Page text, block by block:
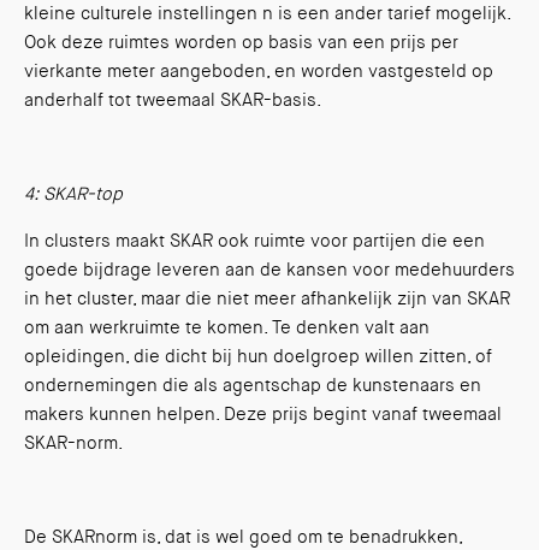
kleine culturele instellingen n is een ander tarief mogelijk.
Ook deze ruimtes worden op basis van een prijs per
vierkante meter aangeboden, en worden vastgesteld op
anderhalf tot tweemaal SKAR-basis.
4: SKAR-top
In clusters maakt SKAR ook ruimte voor partijen die een
goede bijdrage leveren aan de kansen voor medehuurders
in het cluster, maar die niet meer afhankelijk zijn van SKAR
om aan werkruimte te komen. Te denken valt aan
opleidingen, die dicht bij hun doelgroep willen zitten, of
ondernemingen die als agentschap de kunstenaars en
makers kunnen helpen. Deze prijs begint vanaf tweemaal
SKAR-norm.
De SKARnorm is, dat is wel goed om te benadrukken,